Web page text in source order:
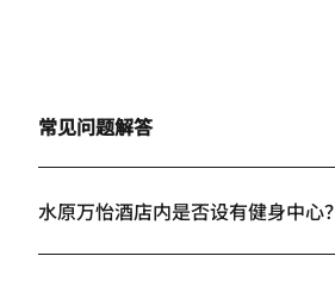
常见问题解答
水原万怡酒店内是否设有健身中心？